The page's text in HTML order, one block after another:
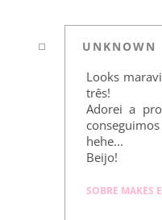
UNKNOWN
Looks
três!
Adorei a
hehe...
Beijo!
SOBRE MAKES